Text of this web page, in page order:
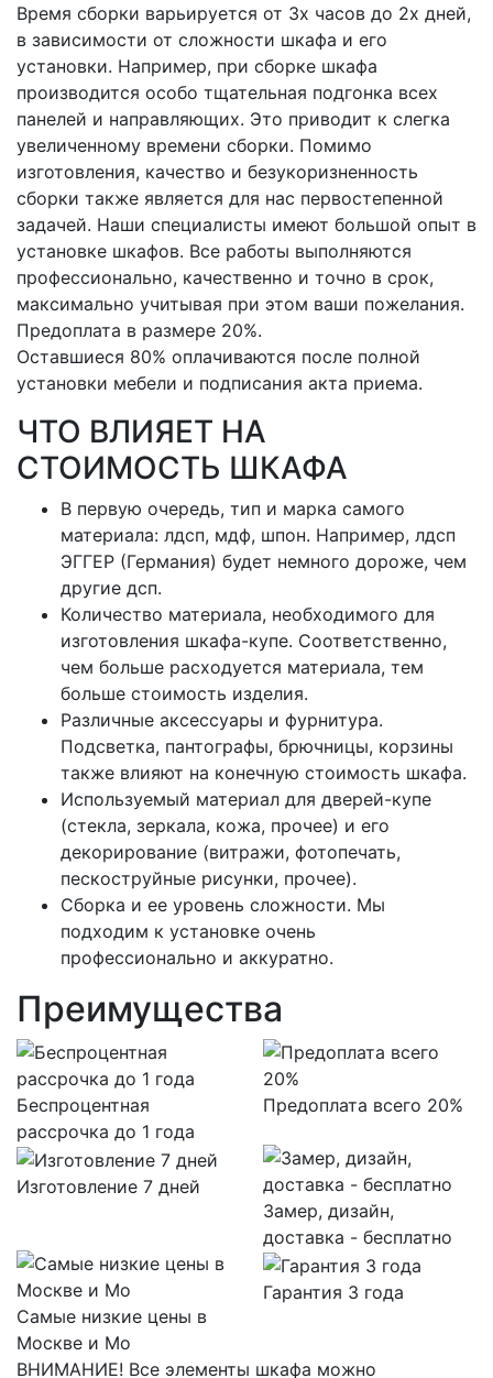
Время сборки варьируется от 3х часов до 2х дней,
в зависимости от сложности шкафа и его
установки. Например, при сборке шкафа
производится особо тщательная подгонка всех
панелей и направляющих. Это приводит к слегка
увеличенному времени сборки. Помимо
изготовления, качество и безукоризненность
сборки также является для нас первостепенной
задачей. Наши специалисты имеют большой опыт в
установке шкафов. Все работы выполняются
профессионально, качественно и точно в срок,
максимально учитывая при этом ваши пожелания.
Предоплата в размере 20%.
Оставшиеся 80% оплачиваются после полной
установки мебели и подписания акта приема.
ЧТО ВЛИЯЕТ НА
СТОИМОСТЬ ШКАФА
В первую очередь, тип и марка самого
материала: лдсп, мдф, шпон. Например, лдсп
ЭГГЕР (Германия) будет немного дороже, чем
другие дсп.
Количество материала, необходимого для
изготовления шкафа-купе. Соответственно,
чем больше расходуется материала, тем
больше стоимость изделия.
Различные аксессуары и фурнитура.
Подсветка, пантографы, брючницы, корзины
также влияют на конечную стоимость шкафа.
Используемый материал для дверей-купе
(стекла, зеркала, кожа, прочее) и его
декорирование (витражи, фотопечать,
пескоструйные рисунки, прочее).
Сборка и ее уровень сложности. Мы
подходим к установке очень
профессионально и аккуратно.
Преимущества
Беспроцентная
рассрочка до 1 года
Предоплата всего 20%
Изготовление 7 дней
Замер, дизайн,
доставка - бесплатно
Самые низкие цены в
Москве и Мо
Гарантия 3 года
ВНИМАНИЕ! Все элементы шкафа можно